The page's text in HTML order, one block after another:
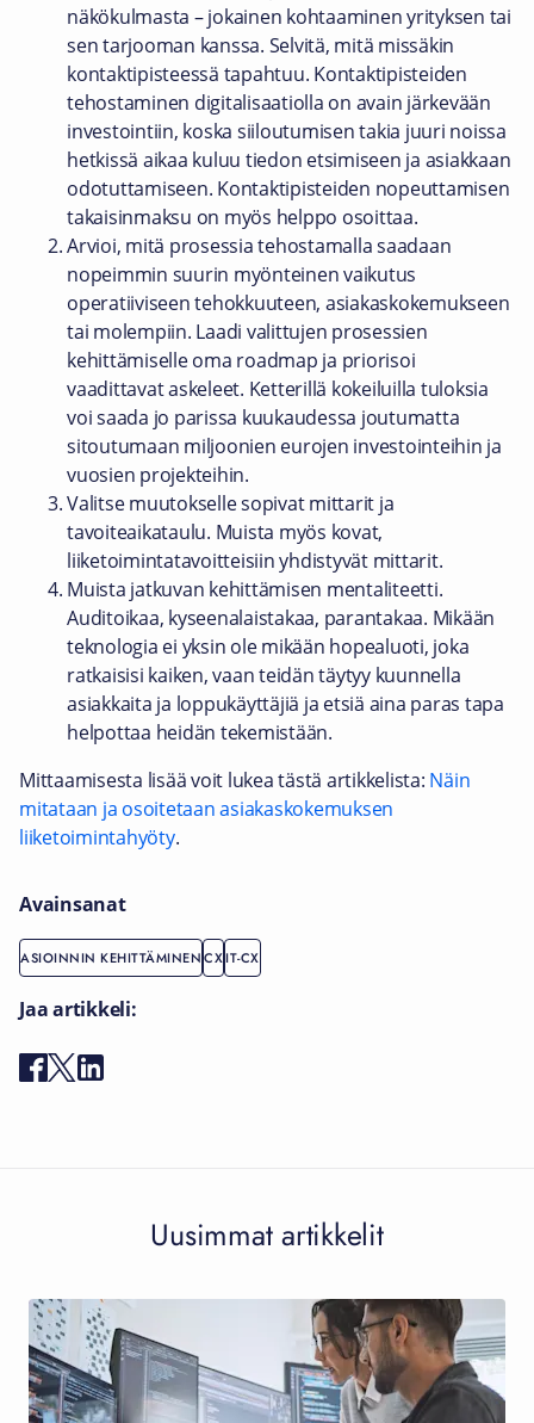
näkökulmasta – jokainen kohtaaminen yrityksen tai
sen tarjooman kanssa. Selvitä, mitä missäkin
kontaktipisteessä tapahtuu. Kontaktipisteiden
tehostaminen digitalisaatiolla on avain järkevään
investointiin, koska siiloutumisen takia juuri noissa
hetkissä aikaa kuluu tiedon etsimiseen ja asiakkaan
odotuttamiseen. Kontaktipisteiden nopeuttamisen
takaisinmaksu on myös helppo osoittaa.
Arvioi, mitä prosessia tehostamalla saadaan
nopeimmin suurin myönteinen vaikutus
operatiiviseen tehokkuuteen, asiakaskokemukseen
tai molempiin. Laadi valittujen prosessien
kehittämiselle oma roadmap ja priorisoi
vaadittavat askeleet. Ketterillä kokeiluilla tuloksia
voi saada jo parissa kuukaudessa joutumatta
sitoutumaan miljoonien eurojen investointeihin ja
vuosien projekteihin.
Valitse muutokselle sopivat mittarit ja
tavoiteaikataulu. Muista myös kovat,
liiketoimintatavoitteisiin yhdistyvät mittarit.
Muista jatkuvan kehittämisen mentaliteetti.
Auditoikaa, kyseenalaistakaa, parantakaa. Mikään
teknologia ei yksin ole mikään hopealuoti, joka
ratkaisisi kaiken, vaan teidän täytyy kuunnella
asiakkaita ja loppukäyttäjiä ja etsiä aina paras tapa
helpottaa heidän tekemistään.
Mittaamisesta lisää voit lukea tästä artikkelista: Näin
mitataan ja osoitetaan asiakaskokemuksen
liiketoimintahyöty.
Avainsanat
ASIOINNIN KEHITTÄMINENCXIT-CX
Jaa artikkeli:
Uusimmat artikkelit